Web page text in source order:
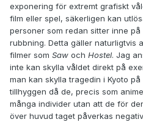
exponering för extremt grafiskt
film eller spel, säkerligen kan
personer som redan sitter inne
rubbning. Detta gäller naturligtvis
filmer som Saw och Hostel. Jag
inte kan skylla våldet direkt på
man kan skylla tragedin i Kyoto
tillhyggen då de, precis som
många individer utan att de för
över huvud taget påverkas